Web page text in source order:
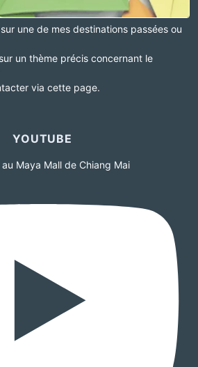
une de mes destinations passées ou
un thème précis concernant le
via cette page.
YOUTUBE
Maya Mall de Chiang Mai